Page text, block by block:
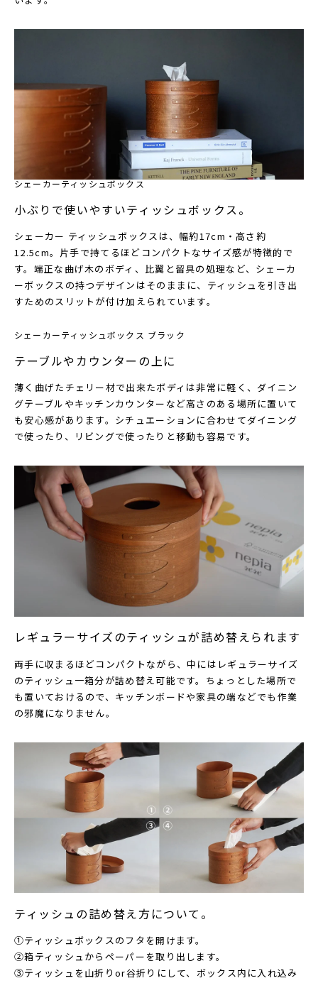
シェーカーティッシュボックス
小ぶりで使いやすいティッシュボックス。
シェーカー ティッシュボックスは、幅約17cm・高さ約
12.5cm。片手で持てるほどコンパクトなサイズ感が特徴的で
す。端正な曲げ木のボディ、比翼と留具の処理など、シェーカ
ーボックスの持つデザインはそのままに、ティッシュを引き出
すためのスリットが付け加えられています。
シェーカーティッシュボックス ブラック
テーブルやカウンターの上に
薄く曲げたチェリー材で出来たボディは非常に軽く、ダイニン
グテーブルやキッチンカウンターなど高さのある場所に置いて
も安心感があります。シチュエーションに合わせてダイニング
で使ったり、リビングで使ったりと移動も容易です。
レギュラーサイズのティッシュが詰め替えられます
両手に収まるほどコンパクトながら、中にはレギュラーサイズ
のティッシュ一箱分が詰め替え可能です。ちょっとした場所で
も置いておけるので、キッチンボードや家具の端などでも作業
の邪魔になりません。
ティッシュの詰め替え方について。
①ティッシュボックスのフタを開けます。
②箱ティッシュからペーパーを取り出します。
③ティッシュを山折りor谷折りにして、ボックス内に入れ込み